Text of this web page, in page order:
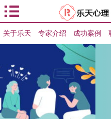
用户登录
关于乐天 专家介绍 成功案例